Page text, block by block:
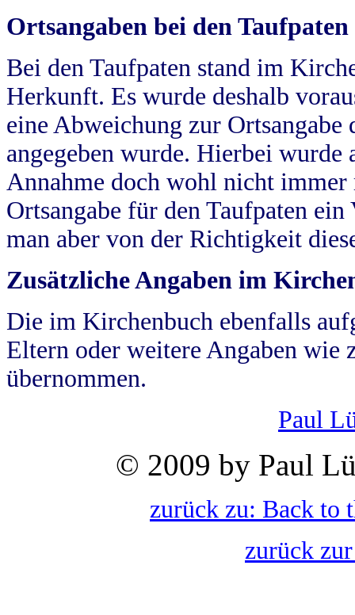
Ortsangaben bei den Taufpaten
Bei den Taufpaten stand im
Herkunft. Es wurde deshalb
eine Abweichung zur
angegeben wurde. Hierbei wurde
Annahme doch wohl nicht
Ortsangabe für den Taufpaten
man aber von der Richtigkeit
Zusätzliche Angaben im
Die im Kirchenbuch ebenfalls
Eltern oder weitere Angaben wie
übernommen.
Paul
© 2009 by Paul
zurück zu: Back to
zurück